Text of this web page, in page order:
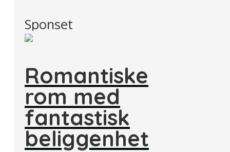
Sponset
Romantiske
rom med
fantastisk
beliggenhet